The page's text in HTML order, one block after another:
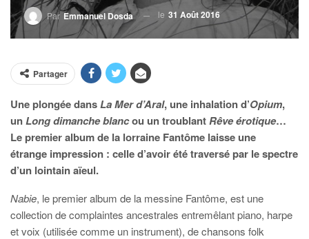
Par Emmanuel Dosda le 31 Août 2016
Partager
Une plongée dansLa Mer d’Aral, une inhalation d’Opium,
unLong dimanche blancou un troublantRêve érotique…
Le premier album de la lorraine Fantôme laisse une
étrange impression : celle d’avoir été traversé par le spectre
d’un lointain aïeul.
Nabie, le premier album de la messine Fantôme, est une
collection de complaintes ancestrales entremêlant piano, harpe
et voix (utilisée comme un instrument), de chansons folk